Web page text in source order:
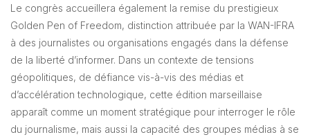
Le congrès accueillera également la remise du prestigieux
Golden Pen of Freedom, distinction attribuée par la WAN-IFRA
à des journalistes ou organisations engagés dans la défense
de la liberté d’informer. Dans un contexte de tensions
géopolitiques, de défiance vis-à-vis des médias et
d’accélération technologique, cette édition marseillaise
apparaît comme un moment stratégique pour interroger le rôle
du journalisme, mais aussi la capacité des groupes médias à se